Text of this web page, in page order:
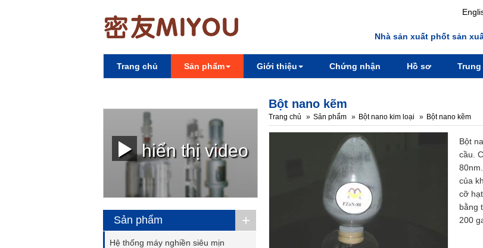
Nhà sản xuất phốt sản
Trang chủ Sản phẩm Giới thiệu Chứng nhận Hồ sơ
hiển thị video
Bột nano kẽm
Trang chủ Sản phẩm Bột nano kim loại Bột nano kẽm
Bột
cầu.
của
cỡ
bằng
200
Sản phẩm +
Hệ thống máy nghiền siêu mịn